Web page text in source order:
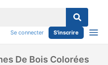
Se connecter S'inscrire
De Bois Colorées